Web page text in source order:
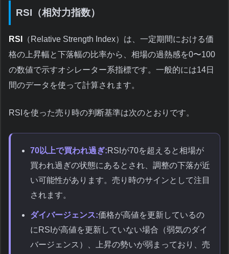
RSI（相対力指数）
RSI
（Relative Strength Index）は、一定期間における価
格の上昇幅と下落幅の比率から、相場の過熱感を0〜100
の数値で示すオシレーター系指標です。一般的には14日
間のデータを使って計算されます。
RSIを使った売り時の判断基準は次のとおりです。
70以上で買われ過ぎ:RSIが70を超えると相場が
買われ過ぎの状態にあるとされ、調整の下落が近
い可能性があります。売り時のサインとして注目
されます。
ダイバージェンス:価格が高値を更新しているの
にRSIが高値を更新していない場合（弱気のダイ
バージェンス）、上昇の勢いが弱まっており、売